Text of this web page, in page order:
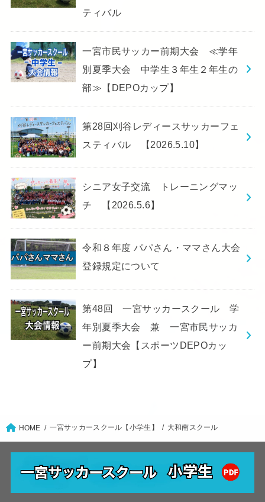
ティバル
一宮市民サッカー前期大会 ≪学年
別夏季大会 中学生３年生２年生の
部≫【DEPOカップ】
第28回刈谷レディースサッカーフェ
スティバル 【2026.5.10】
シニア女子交流 トレーニングマッ
チ 【2026.5.6】
令和８年度 パパさん・ママさん大会
登録規定について
第48回 一宮サッカースクール 学
年別夏季大会 兼 一宮市民サッカ
ー前期大会【スポーツDEPOカッ
プ】
HOME 一宮サッカースクール【小学生】 大和南スクール